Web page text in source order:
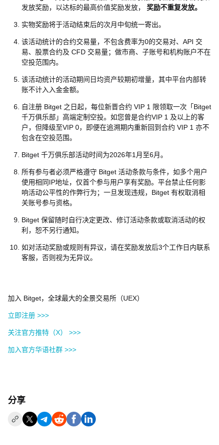
发放奖励，以达标的最高价值奖励发放， 奖励不重复发放。
实物奖励将于活动结束后的次月中旬统一寄出。
该活动统计的合约交易量，不包含费率为0的交易对、API 交
易、股票合约及 CFD 交易量；做市商、子账号和机构账户不在
空投范围内。
该活动统计的活动期间日均资产较期初增量，其中平台内部转
账不计入入金金额。
自注册 Bitget 之日起，每位新晋合约 VIP 1 限领取一次「Bitget
千万俱乐部」高端定制空投。如您曾是合约VIP 1 及以上的客
户，但降级至VIP 0，即便在追溯期内重新回到合约 VIP 1 亦不
包含在空投范围。
Bitget 千万俱乐部活动时间为2026年1月至6月。
所有参与者必须严格遵守 Bitget 活动条款与条件，如多个用户
使用相同IP地址，仅首个参与用户享有奖励。平台禁止任何影
响活动公平性的作弊行为；一旦发现违规，Bitget 有权取消相
关账号参与资格。
Bitget 保留随时自行决定更改、修订活动条款或取消活动的权
利，恕不另行通知。
如对活动奖励或规则有异议，请在奖励发放后3个工作日内联系
客服，否则视为无异议。
加入 Bitget，全球最大的全景交易所（UEX）
立即注册 >>>
关注官方推特（X） >>>
加入官方华语社群 >>>
分享